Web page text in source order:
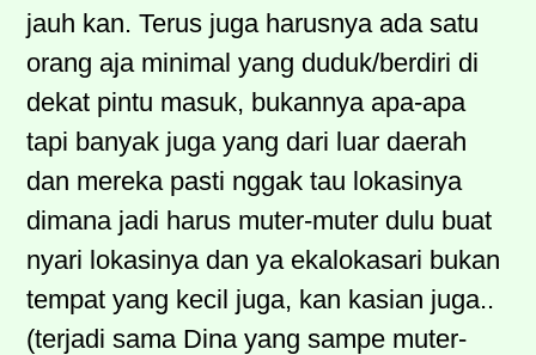
jauh kan. Terus juga harusnya ada satu
orang aja minimal yang duduk/berdiri di
dekat pintu masuk, bukannya apa-apa
tapi banyak juga yang dari luar daerah
dan mereka pasti nggak tau lokasinya
dimana jadi harus muter-muter dulu buat
nyari lokasinya dan ya ekalokasari bukan
tempat yang kecil juga, kan kasian juga..
(terjadi sama Dina yang sampe muter-